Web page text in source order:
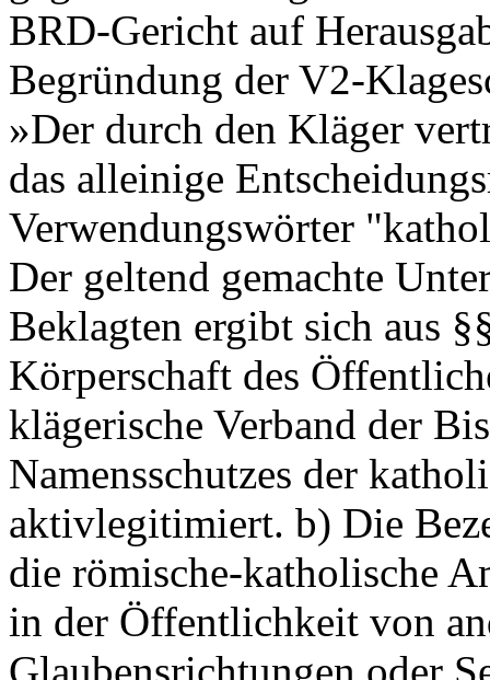
BRD-Gericht auf
Begründung der V2-
»Der durch den Kläger
das alleinige
Verwendungswörter
Der geltend gemachte
Beklagten ergibt sich aus
Körperschaft des
klägerische Verband der
Namensschutzes der
aktivlegitimiert. b) Die
die römische-katholische
in der Öffentlichkeit von
Glaubensrichtungen oder